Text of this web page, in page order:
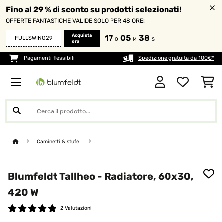
Fino al 29 % di sconto su prodotti selezionati!
OFFERTE FANTASTICHE VALIDE SOLO PER 48 ORE!
FULLSWING29
Acquista
ora
17 O 05 M 38 S
Pagamenti flessibili Spedizione gratuita da 100€*
Caminetti & stufe
Blumfeldt Tallheo - Radiatore, 60x30,
420 W
2 Valutazioni